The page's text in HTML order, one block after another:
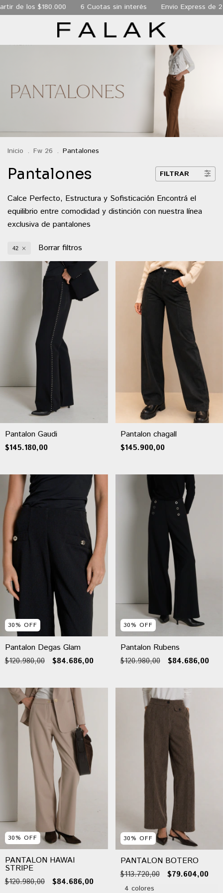
6 Cuotas sin interés Envio Express de 24 hs a todo
Inicio . Fw 26 . Pantalones
Pantalones FILTRAR
Calce Perfecto, Estructura y Sofisticación Encontrá el
equilibrio entre comodidad y distinción con nuestra línea
exclusiva de pantalones
42 Borrar filtros
Pantalon Gaudi
$145.180,00
Pantalon chagall
$145.900,00
30% OFF
Pantalon Degas Glam
$120.980,00 $84.686,00
30% OFF
Pantalon Rubens
$120.980,00 $84.686,00
30% OFF
PANTALON HAWAI
STRIPE
$120.980,00 $84.686,00
30% OFF
PANTALON BOTERO
$113.720,00 $79.604,00
4 colores